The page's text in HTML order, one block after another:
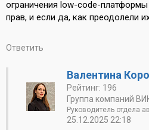
ограничения low-code-платформы
прав, и если да, как преодолели
Ответить
Валентина
Рейтинг: 196
Группа компаний
Руководитель отдела
25.12.2025 22:18